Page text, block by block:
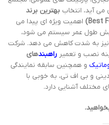
آید، انتخاب بهترین برند
اهمیت ویژه ای پیدا می
طول عمر سیستم می شود،
نیز به شدت کاهش می دهد. شرکت
راهبندهای
و همچنین سابقه نمایندگی
و بی اف تی، به خوبی با
مختلف آشنایی دارد.